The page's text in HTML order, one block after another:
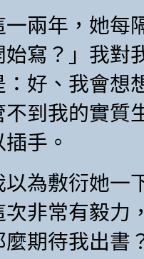
一兩年，她每
始寫？」我對
：好、我會想
不到我的實質
插手。
以為敷衍她一
次非常有毅力
麼期待我出書